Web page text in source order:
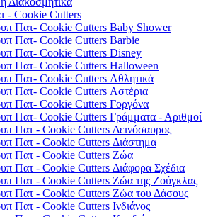
- Cookie Cutters
Πατ- Cookie Cutters Baby Shower
Πατ- Cookie Cutters Barbie
Πατ- Cookie Cutters Disney
Πατ- Cookie Cutters Halloween
Πατ- Cookie Cutters Αθλητικά
Πατ- Cookie Cutters Αστέρια
Πατ- Cookie Cutters Γοργόνα
Πατ- Cookie Cutters Γράμματα - Αριθμοί
Πατ - Cookie Cutters Δεινόσαυρος
Πατ - Cookie Cutters Διάστημα
Πατ - Cookie Cutters Ζώα
Πατ - Cookie Cutters Διάφορα Σχέδια
Πατ - Cookie Cutters Ζώα της Ζούγκλας
Πατ - Cookie Cutters Ζώα του Δάσους
Πατ - Cookie Cutters Ινδιάνος